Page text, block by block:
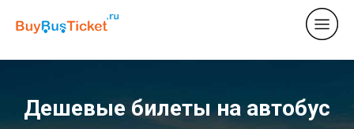
Дешевые билеты на автобус